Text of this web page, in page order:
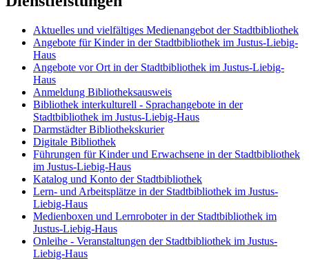
Aktuelles und vielfältiges Medienangebot der Stadtbibliothek
Angebote für Kinder in der Stadtbibliothek im Justus-Liebig-
Haus
Angebote vor Ort in der Stadtbibliothek im Justus-Liebig-
Haus
Anmeldung Bibliotheksausweis
Bibliothek interkulturell - Sprachangebote in der
Stadtbibliothek im Justus-Liebig-Haus
Darmstädter Bibliothekskurier
Digitale Bibliothek
Führungen für Kinder und Erwachsene in der Stadtbibliothek
im Justus-Liebig-Haus
Katalog und Konto der Stadtbibliothek
Lern- und Arbeitsplätze in der Stadtbibliothek im Justus-
Liebig-Haus
Medienboxen und Lernroboter in der Stadtbibliothek im
Justus-Liebig-Haus
Onleihe - Veranstaltungen der Stadtbibliothek im Justus-
Liebig-Haus